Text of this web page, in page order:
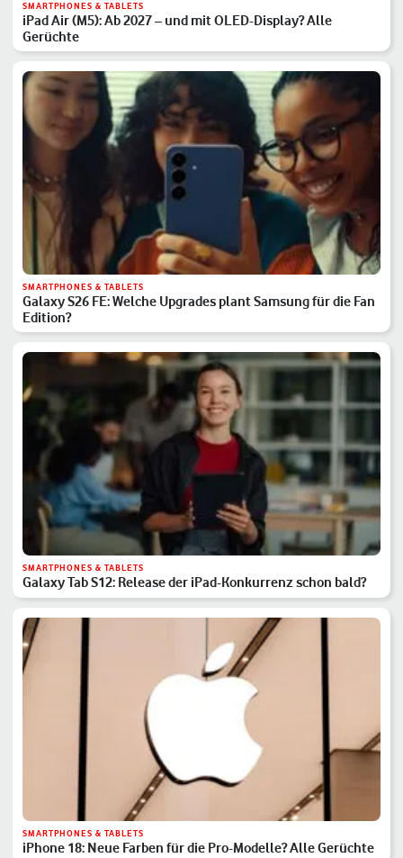
SMARTPHONES & TABLETS
iPad Air (M5): Ab 2027 – und mit OLED-Display? Alle
Gerüchte
SMARTPHONES & TABLETS
Galaxy S26 FE: Welche Upgrades plant Samsung für die Fan
Edition?
SMARTPHONES & TABLETS
Galaxy Tab S12: Release der iPad-Konkurrenz schon bald?
SMARTPHONES & TABLETS
iPhone 18: Neue Farben für die Pro-Modelle? Alle Gerüchte